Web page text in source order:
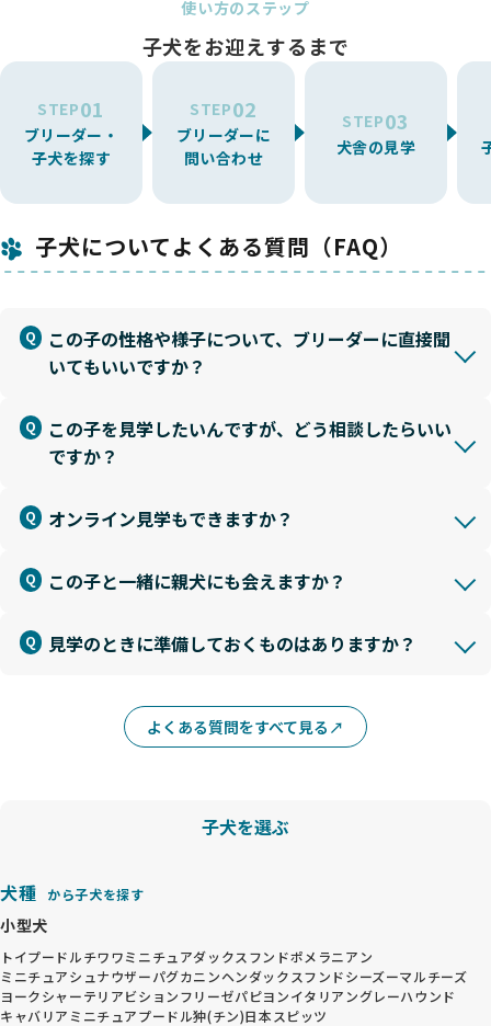
使い方のステップ
子犬をお迎えするまで
STEP01
ブリーダー・
子犬を探す
STEP02
ブリーダーに
問い合わせ
STEP03
犬舎の見学
子犬についてよくある質問（FAQ）
この子の性格や様子について、ブリーダーに直接聞
いてもいいですか？
この子を見学したいんですが、どう相談したらいい
ですか？
オンライン見学もできますか？
この子と一緒に親犬にも会えますか？
見学のときに準備しておくものはありますか？
よくある質問をすべて見る
子犬を選ぶ
犬種 から子犬を探す
小型犬
トイプードルチワワミニチュアダックスフンドポメラニアン
ミニチュアシュナウザーパグカニンヘンダックスフンドシーズーマルチーズ
ヨークシャーテリアビションフリーゼパピヨンイタリアングレーハウンド
キャバリア ミニチュアプードル狆(チン)日本スピッツ